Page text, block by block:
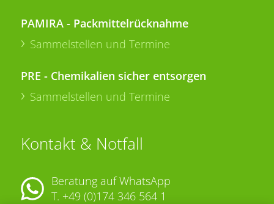
PAMIRA - Packmittelrücknahme
Sammelstellen und Termine
PRE - Chemikalien sicher entsorgen
Sammelstellen und Termine
Kontakt & Notfall
Beratung auf WhatsApp
T. +49 (0)174 346 564 1